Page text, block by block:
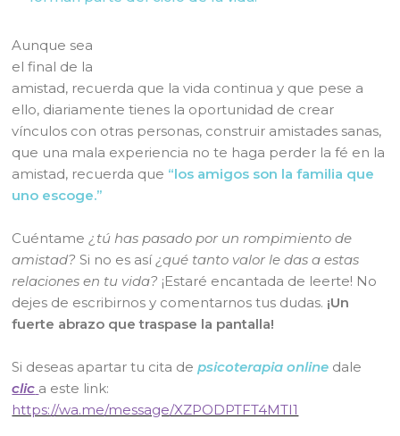
Aunque sea
el final de la
amistad, recuerda que la vida continua y que pese a
ello, diariamente tienes la oportunidad de crear
vínculos con otras personas, construir amistades sanas,
que una mala experiencia no te haga perder la fé en la
amistad, recuerda que “los amigos son la familia que
uno escoge.”
Cuéntame¿tú has pasado por un rompimiento de
amistad? Si no es así¿qué tanto valor le das a estas
relaciones en tu vida? ¡Estaré encantada de leerte! No
dejes de escribirnos y comentarnos tus dudas. ¡Un
fuerte abrazo que traspase la pantalla!
Si deseas apartar tu cita depsicoterapia online dale
clic a este link:
https://wa.me/message/XZPODPTFT4MTI1